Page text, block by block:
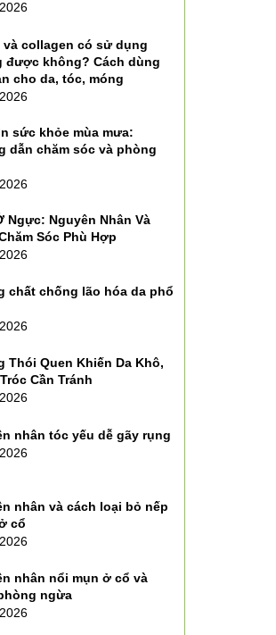
và collagen có sử dụng
được không? Cách dùng
cho da, tóc, móng
sức khỏe mùa mưa:
dẫn chăm sóc và phòng
Ngực: Nguyên Nhân Và
Sóc Phù Hợp
chất chống lão hóa da phổ
Thói Quen Khiến Da Khô,
Cần Tránh
nhân tóc yếu dễ gãy rụng
nhân và cách loại bỏ nếp
cổ
nhân nổi mụn ở cổ và
ngừa